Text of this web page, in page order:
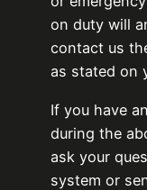
on duty will
contact us
as stated on
If you have
during the
ask your
system or